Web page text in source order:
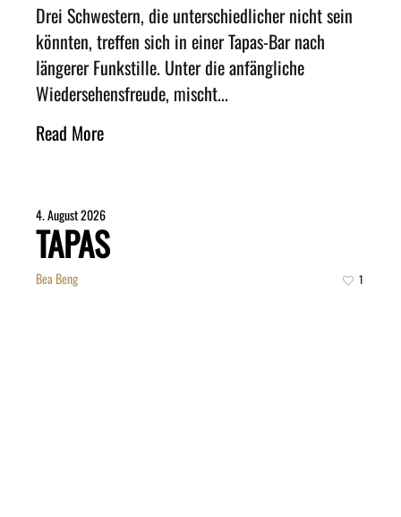
Drei Schwestern, die unterschiedlicher nicht sein
könnten, treffen sich in einer Tapas-Bar nach
längerer Funkstille. Unter die anfängliche
Wiedersehensfreude, mischt...
Read More
4. August 2026
TAPAS
Bea Beng 1